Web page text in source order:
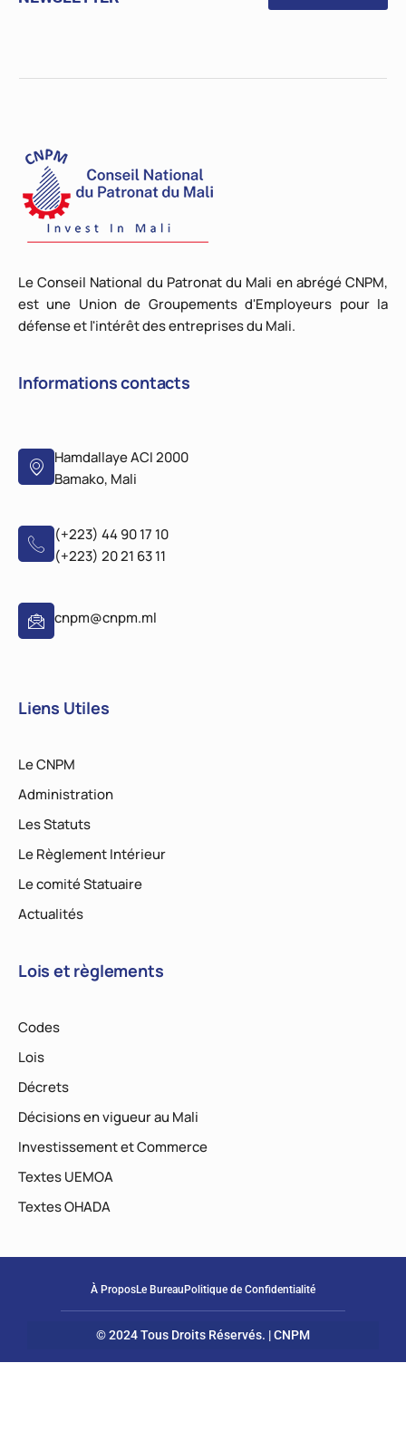
Le Conseil National du Patronat du Mali en abrégé CNPM,
est une Union de Groupements d'Employeurs pour la
défense et l'intérêt des entreprises du Mali.
Informations contacts
Hamdallaye ACI 2000
Bamako, Mali
(+223) 44 90 17 10
(+223) 20 21 63 11
cnpm@cnpm.ml
Liens Utiles
Le CNPM
Administration
Les Statuts
Le Règlement Intérieur
Le comité Statuaire
Actualités
Lois et règlements
Codes
Lois
Décrets
Décisions en vigueur au Mali
Investissement et Commerce
Textes UEMOA
Textes OHADA
À ProposLe BureauPolitique de Confidentialité
© 2024 Tous Droits Réservés. | CNPM